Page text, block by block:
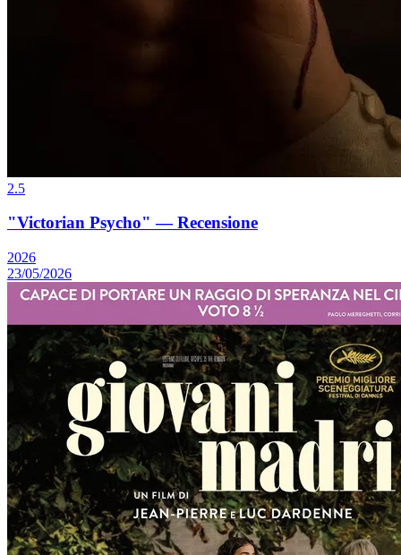
2.5
"Victorian Psycho" — Recensione
2026
23/05/2026